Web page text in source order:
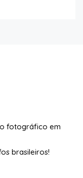
fotográfico em
brasileiros!